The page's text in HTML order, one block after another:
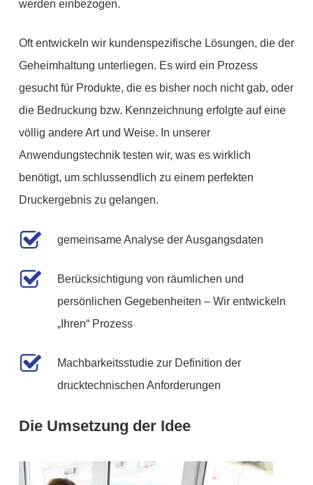
werden einbezogen.
Oft entwickeln wir kundenspezifische Lösungen, die der
Geheimhaltung unterliegen. Es wird ein Prozess
gesucht für Produkte, die es bisher noch nicht gab, oder
die Bedruckung bzw. Kennzeichnung erfolgte auf eine
völlig andere Art und Weise. In unserer
Anwendungstechnik testen wir, was es wirklich
benötigt, um schlussendlich zu einem perfekten
Druckergebnis zu gelangen.
gemeinsame Analyse der Ausgangsdaten
Berücksichtigung von räumlichen und
persönlichen Gegebenheiten – Wir entwickeln
„Ihren“ Prozess
Machbarkeitsstudie zur Definition der
drucktechnischen Anforderungen
Die Umsetzung der Idee